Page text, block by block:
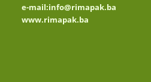
e-mail:info@rimapak.ba
www.rimapak.ba